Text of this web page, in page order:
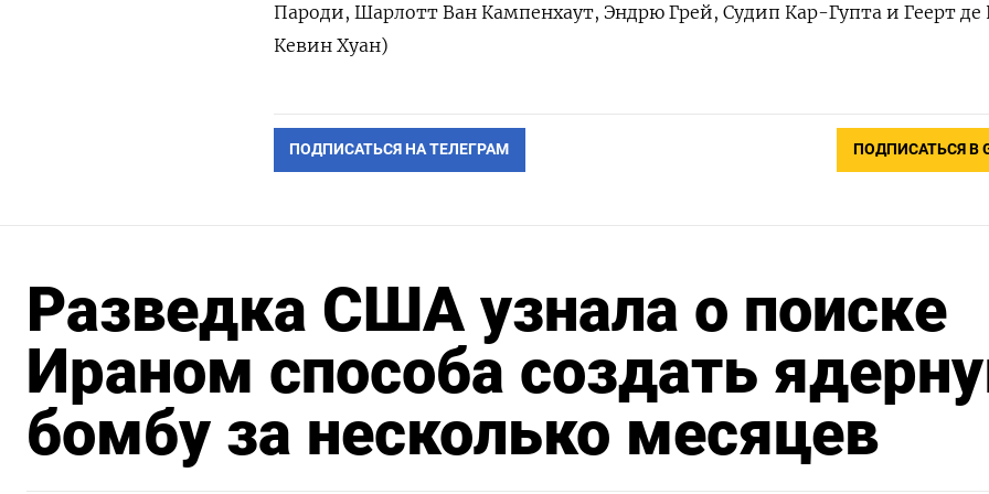
Пароди, Шарлотт Ван Кампенхаут, Эндрю Грей, Судип Кар-Гупта и Геерт де
Кевин Хуан)
ПОДПИСАТЬСЯ НА ТЕЛЕГРАМ ПОДПИСАТЬСЯ В
Разведка США узнала о поиске
Ираном способа создать
бомбу за несколько месяцев